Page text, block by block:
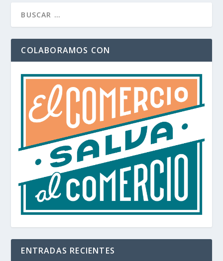
COLABORAMOS CON
ENTRADAS RECIENTES